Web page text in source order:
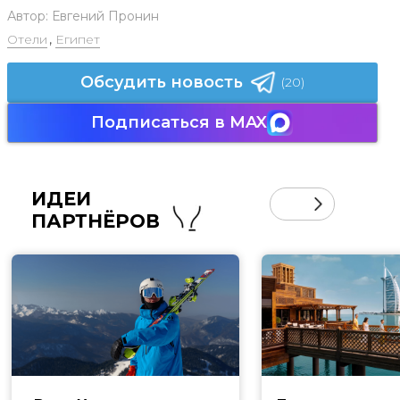
Автор: Евгений Пронин
Отели , Египет
Обсудить новость (20)
Подписаться в MAX
ИДЕИ
ПАРТНЁРОВ